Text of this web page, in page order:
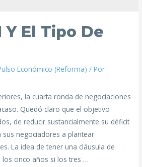
Y El Tipo De
Económico (Reforma) / Por
la cuarta ronda de negociaciones
Quedó claro que el objetivo
de reducir sustancialmente su déficit
sus negociadores a plantear
La idea de tener una cláusula de
cinco años si los tres …